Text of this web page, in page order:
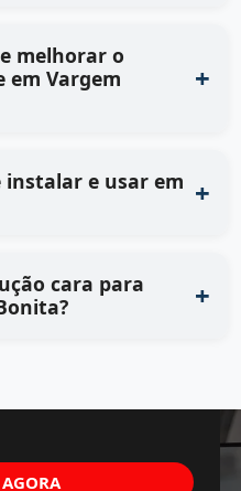
melhorar o
Vargem
e usar em
cara para